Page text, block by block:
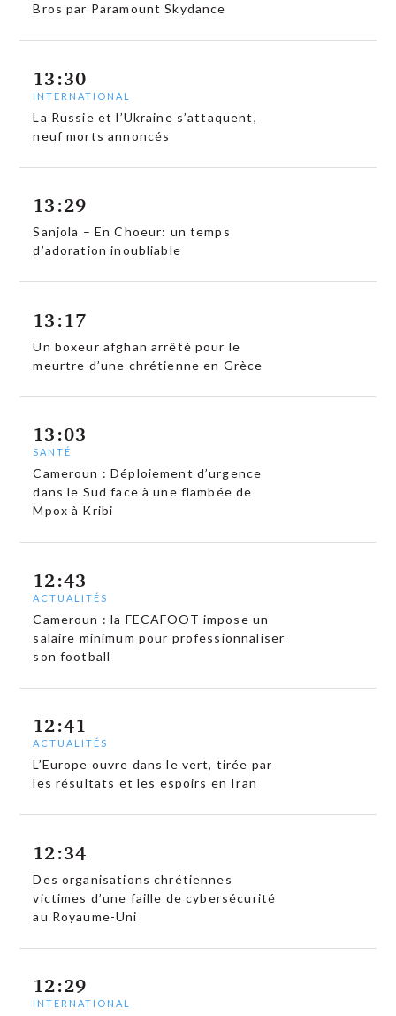
Bros par Paramount Skydance
13:30
INTERNATIONAL
La Russie et l’Ukraine s’attaquent,
neuf morts annoncés
13:29
Sanjola – En Choeur: un temps
d’adoration inoubliable
13:17
Un boxeur afghan arrêté pour le
meurtre d’une chrétienne en Grèce
13:03
SANTÉ
Cameroun : Déploiement d’urgence
dans le Sud face à une flambée de
Mpox à Kribi
12:43
ACTUALITÉS
Cameroun : la FECAFOOT impose un
salaire minimum pour professionnaliser
son football
12:41
ACTUALITÉS
L’Europe ouvre dans le vert, tirée par
les résultats et les espoirs en Iran
12:34
Des organisations chrétiennes
victimes d’une faille de cybersécurité
au Royaume-Uni
12:29
INTERNATIONAL